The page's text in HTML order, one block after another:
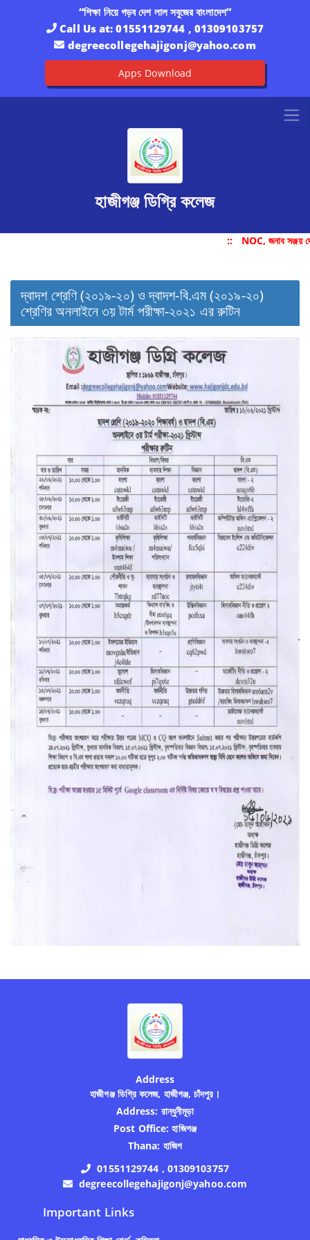
“শিক্ষা নিয়ে গড়ব দেশ লাল সবুজের বাংলাদেশ”
Call Us at:01551129744 , 01309103757
degreecollegehajigonj@yahoo.com
Apps Download
হাজীগঞ্জ ডিগ্রি কলেজ
:: NOC, জনাব সঞ্জয়
দ্বাদশ শ্রেণি (২০১৯-২০) ও দ্বাদশ-বি.এম (২০১৯-২০)
শ্রেণির অনলাইনে ৩য় টার্ম পরীক্ষা-২০২১ এর রুটিন
Address
হাজীগঞ্জ ডিগ্রি কলেজ, হাজীগঞ্জ, চাঁদপুর।
Address: রান্ধুনীমূড়া
Post Office: হাজিগঞ্জ
Thana: হাজিগ
01551129744 , 01309103757
degreecollegehajigonj@yahoo.com
Important Links